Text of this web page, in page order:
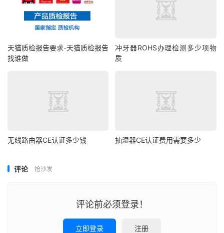
天猫质检报告要求-天猫质检报告
找谁做
冲牙器ROHS办理检测多少项物
质
无线路由器CE认证多少钱 抽湿器CE认证费用需要多少
评论 抢沙发
评论前必须登录！
立即登录 注册